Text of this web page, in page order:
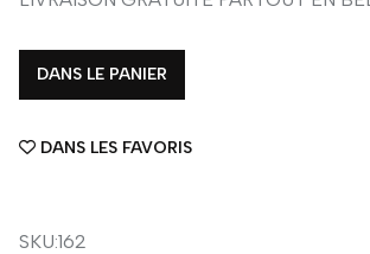
DANS LE PANIER
DANS LES FAVORIS
SKU:162